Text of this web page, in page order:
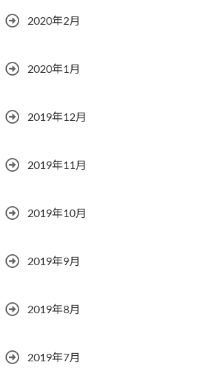
2020年2月
2020年1月
2019年12月
2019年11月
2019年10月
2019年9月
2019年8月
2019年7月